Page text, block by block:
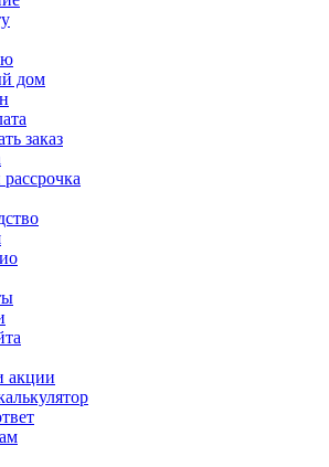
дом
заказ
акции